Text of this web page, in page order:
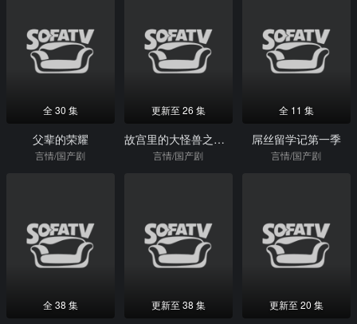
全 30 集
父辈的荣耀
言情/国产剧
更新至 26 集
故宫里的大怪兽之月光迷宫
言情/国产剧
全 11 集
屌丝留学记第一季
言情/国产剧
全 38 集 更新至 38 集 更新至 20 集